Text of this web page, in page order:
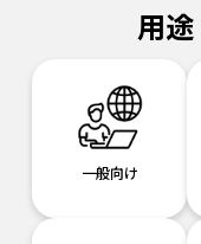
用
一般向け